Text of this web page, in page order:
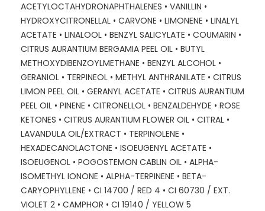
ACETYLOCTAHYDRONAPHTHALENES • VANILLIN •
HYDROXYCITRONELLAL • CARVONE • LIMONENE • LINALYL
ACETATE • LINALOOL • BENZYL SALICYLATE • COUMARIN •
CITRUS AURANTIUM BERGAMIA PEEL OIL • BUTYL
METHOXYDIBENZOYLMETHANE • BENZYL ALCOHOL •
GERANIOL • TERPINEOL • METHYL ANTHRANILATE • CITRUS
LIMON PEEL OIL • GERANYL ACETATE • CITRUS AURANTIUM
PEEL OIL • PINENE • CITRONELLOL • BENZALDEHYDE • ROSE
KETONES • CITRUS AURANTIUM FLOWER OIL • CITRAL •
LAVANDULA OIL/EXTRACT • TERPINOLENE •
HEXADECANOLACTONE • ISOEUGENYL ACETATE •
ISOEUGENOL • POGOSTEMON CABLIN OIL • ALPHA-
ISOMETHYL IONONE • ALPHA-TERPINENE • BETA-
CARYOPHYLLENE • CI 14700 / RED 4 • CI 60730 / EXT.
VIOLET 2 • CAMPHOR • CI 19140 / YELLOW 5